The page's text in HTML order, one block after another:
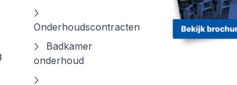
Onderhoudscontracten
Badkamer
onderhoud